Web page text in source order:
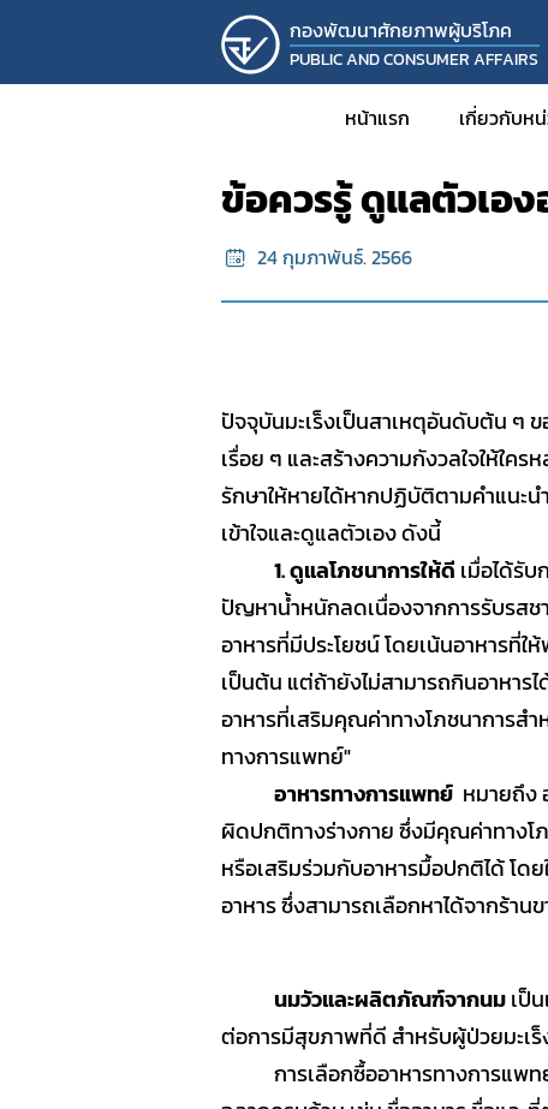
กองพัฒนาศักยภาพผู้บริโภค
PUBLIC AND CONSUMER AFFAIRS
หน้าแรก เกี่ยวกับห
ประวั
โครงส
KM
งานวิ
โครง
SOP
ข้อควรรู้ ดูแลตัวเอง
24 กุมภาพันธ์. 2566
ปัจจุบันมะเร็งเป็นสาเหตุอันดับต้น ๆ
เรื่อย ๆ และสร้างความกังวลใจให้ใค
รักษาให้หายได้หากปฏิบัติตามคำแนะ
เข้าใจและดูแลตัวเอง ดังนี้
1.ดูแลโภชนาการให้ดี เมื่อได้รั
ปัญหาน้ำหนักลดเนื่องจากการรับรสช
อาหารที่มีประโยชน์ โดยเน้นอาหารที่
เป็นต้น แต่ถ้ายังไม่สามารถกินอาหาร
อาหารที่เสริมคุณค่าทางโภชนาการสำ
ทางการแพทย์"
อาหารทางการแพทย์ หมายถึง
ผิดปกติทางร่างกาย ซึ่งมีคุณค่าทางโ
หรือเสริมร่วมกับอาหารมื้อปกติได้ โด
อาหาร ซึ่งสามารถเลือกหาได้จากร้าน
นมวัวและผลิตภัณฑ์จากนมเป็
ต่อการมีสุขภาพที่ดี สำหรับผู้ป่วยมะเ
การเลือกซื้ออาหารทางการแพ